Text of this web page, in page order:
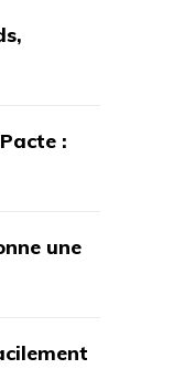
:
une